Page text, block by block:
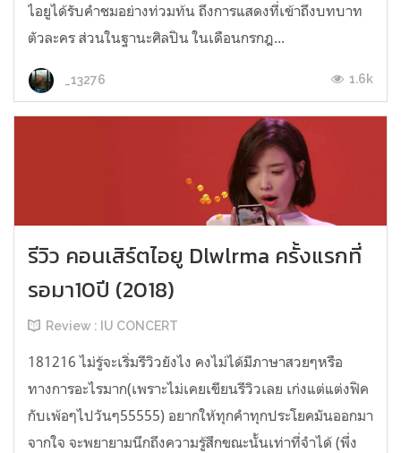
ไอยูได้รับคำชมอย่างท่วมท้น ถึงการแสดงที่เข้าถึงบทบาท
ตัวละคร ส่วนในฐานะศิลปิน ในเดือนกรกฎ...
_13276 1.6k
รีวิว คอนเสิร์ตไอยู Dlwlrma ครั้งแรกที่
รอมา10ปี (2018)
Review : IU CONCERT
181216 ไม่รู้จะเริ่มรีวิวยังไง คงไม่ได้มีภาษาสวยๆหรือ
ทางการอะไรมาก(เพราะไม่เคยเขียนรีวิวเลย เก่งแต่แต่งฟิค
กับเพ้อๆไปวันๆ55555) อยากให้ทุกคำทุกประโยคมันออกมา
จากใจ จะพยายามนึกถึงความรู้สึกขณะนั้นเท่าที่จำได้ (พึ่ง